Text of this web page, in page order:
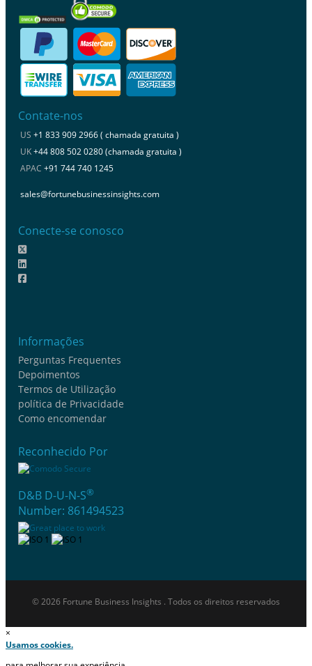
Contate-nos
US +1 833 909 2966 ( chamada gratuita )
UK+44 808 502 0280 (chamada gratuita )
APAC +91 744 740 1245
sales@fortunebusinessinsights.com
Conecte-se conosco
Informações
Perguntas Frequentes
Depoimentos
Termos de Utilização
política de Privacidade
Como encomendar
Reconhecido Por
D&B D-U-N-S®
Number: 861494523
© 2026 Fortune Business Insights . Todos os direitos reservados
×
Usamos cookies.